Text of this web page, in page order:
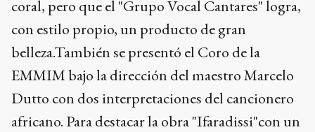
coral, pero que el "Grupo Vocal Cantares" logra,
con estilo propio, un producto de gran
belleza.También se presentó el Coro de la
EMMIM bajo la dirección del maestro Marcelo
Dutto con dos interpretaciones del cancionero
africano. Para destacar la obra "Ifaradissi"con un